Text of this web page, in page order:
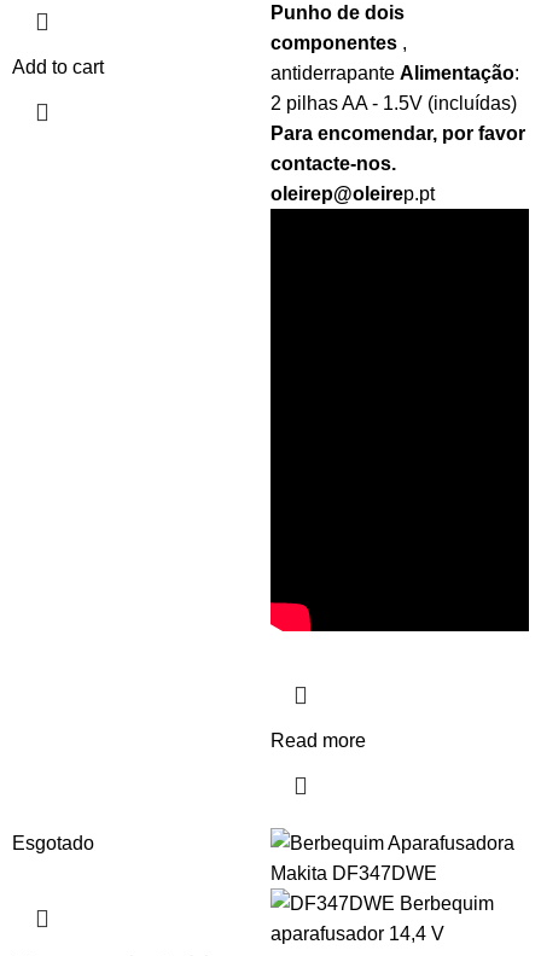
Add to cart
Punho de dois
componentes ,
antiderrapante Alimentação:
2 pilhas AA - 1.5V (incluídas)
Para encomendar, por favor
contacte-nos.
oleirep@oleirep.pt
Read more
Esgotado